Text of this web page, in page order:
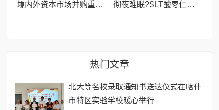
境内外资本市场并购重组专题交流会暨投融资路演会 深度解析驱动企业资本战略升级 彻夜难眠?SLT酸枣仁胶囊——让你躺下就困,整夜安睡到天亮!
热门文章
北大等名校录取通知书送达仪式在喀什
市特区实验学校暖心举行